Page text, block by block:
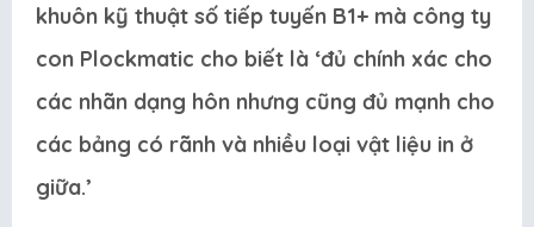
khuôn kỹ thuật số tiếp tuyến B1+ mà công ty
con Plockmatic cho biết là ‘đủ chính xác cho
các nhãn dạng hôn nhưng cũng đủ mạnh cho
các bảng có rãnh và nhiều loại vật liệu in ở
giữa.’